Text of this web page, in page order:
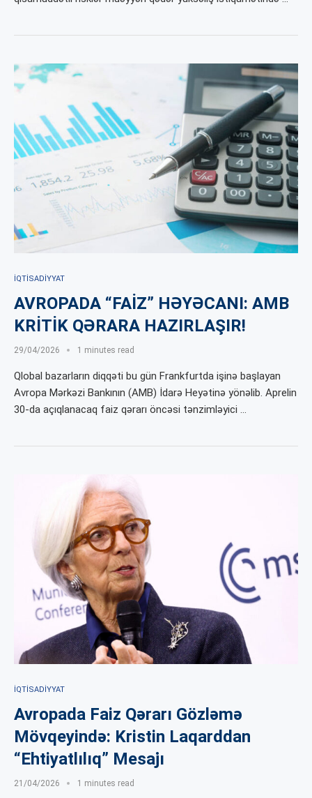
İQTISADIYYAT
AVROPADA “FAİZ” HƏYƏCANI: AMB
KRİTİK QƏRARA HAZIRLAŞIR!
29/04/2026 1 minutes read
Qlobal bazarların diqqəti bu gün Frankfurtda işinə başlayan
Avropa Mərkəzi Bankının (AMB) İdarə Heyətinə yönəlib. Aprelin
30-da açıqlanacaq faiz qərarı öncəsi tənzimləyici …
İQTISADIYYAT
Avropada Faiz Qərarı Gözləmə
Mövqeyində: Kristin Laqarddan
“Ehtiyatlılıq” Mesajı
21/04/2026 1 minutes read